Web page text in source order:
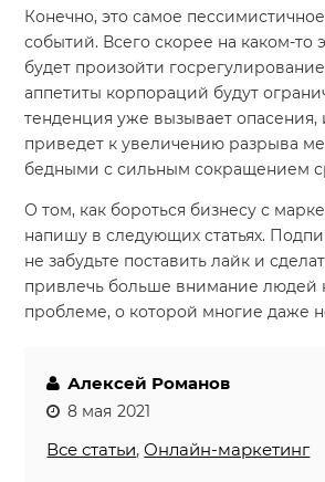
Конечно, это самое
событий. Всего скорее на каком-то
будет произойти
аппетиты корпораций будут
тенденция уже вызывает опасения,
приведет к увеличению разрыва
бедными с сильным сокращением
О том, как бороться бизнесу с
напишу в следующих статьях.
не забудьте поставить лайк и
привлечь больше внимание людей
проблеме, о которой многие даже
Алексей Романов
8 мая 2021
Все статьи,Онлайн-маркетинг